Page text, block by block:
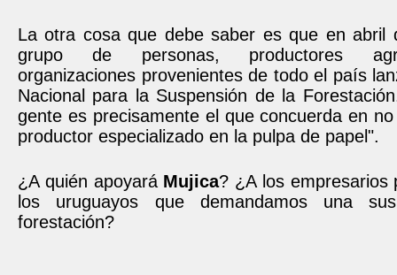
La otra cosa que debe saber es que en abril
grupo de personas, productores
organizaciones provenientes de todo el país
Nacional para la Suspensión de la
gente es precisamente el que concuerda en
productor especializado en la pulpa de papel".
¿A quién apoyará Mujica? ¿A los empresarios
los uruguayos que demandamos una
forestación?